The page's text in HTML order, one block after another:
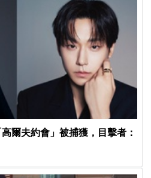
爾夫約會」被捕獲，目擊者：